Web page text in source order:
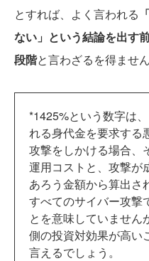
とすれば、よく言われる
ない」という結論を出す
段階と言わざるを得ません
*1425%という数字は
れる身代金を要求する
攻撃をしかける場合、
運用コストと、攻撃が
あろう金額から算出さ
すべてのサイバー攻撃
とを意味していません
側の投資対効果が高い
言えるでしょう。